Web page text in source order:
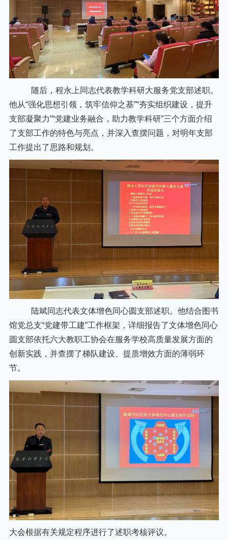
随后，程永上同志代表教学科研大服务党支部述职。
他从“强化思想引领，筑牢信仰之基”“夯实组织建设，提升
支部凝聚力”“党建业务融合，助力教学科研”三个方面介绍
了支部工作的特色与亮点， 并深入查摆问题，对明年支部
工作提出了思路和规划。
陆斌同志代表文体增色同心圆支部述职。他结合图书
馆党总支“党建带工建”工作框架，详细报告了文体增色同心
圆支部依托六大教职工协会在服务学校高质量发展方面的
创新实践，并查摆了梯队建设、提质增效方面的薄弱环
节。
大会根据有关规定程序进行了述职考核评议。